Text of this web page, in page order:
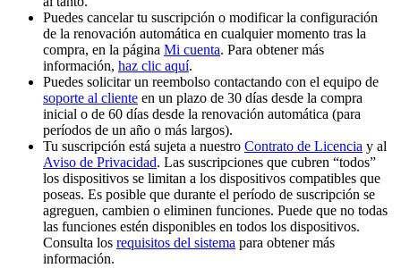
Puedes cancelar tu suscripción o modificar la configuración
de la renovación automática en cualquier momento tras la
compra, en la página Mi cuenta. Para obtener más
información, haz clic aquí.
Puedes solicitar un reembolso contactando con el equipo de
soporte al cliente en un plazo de 30 días desde la compra
inicial o de 60 días desde la renovación automática (para
períodos de un año o más largos).
Tu suscripción está sujeta a nuestro Contrato de Licencia y al
Aviso de Privacidad. Las suscripciones que cubren “todos”
los dispositivos se limitan a los dispositivos compatibles que
poseas. Es posible que durante el período de suscripción se
agreguen, cambien o eliminen funciones. Puede que no todas
las funciones estén disponibles en todos los dispositivos.
Consulta los requisitos del sistema para obtener más
información.